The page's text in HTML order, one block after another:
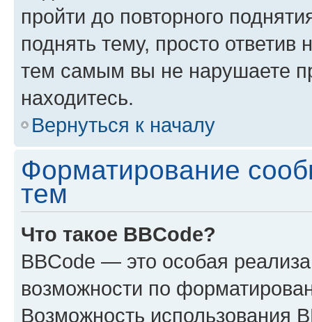
пройти до повторного
поднять тему, просто ответив
тем самым вы не нарушаете
находитесь.
Вернуться к началу
Форматирование
тем
Что такое BBCode?
BBCode — это особая
возможности по
Возможность использования